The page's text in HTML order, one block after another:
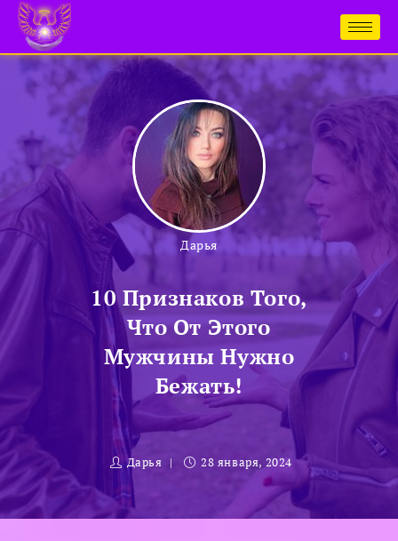
Дарья
10 Признаков Того,
Что От Этого
Мужчины Нужно
Бежать!
Дарья 28 января, 2024